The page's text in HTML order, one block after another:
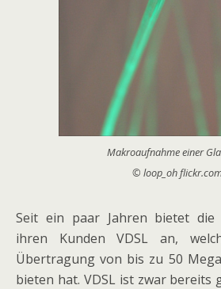
Makroaufnahme einer
© loop_oh
Seit ein paar Jahren bietet die
ihren Kunden VDSL an,
Übertragung von bis zu 50
bieten hat. VDSL ist zwar bereits